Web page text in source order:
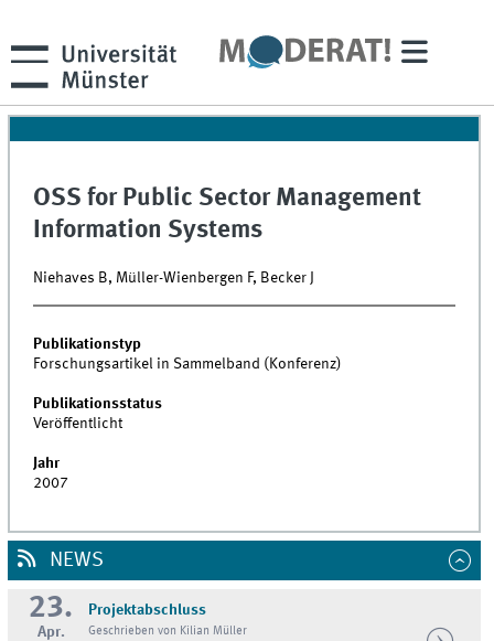
OSS for Public Sector Management
Information Systems
Niehaves B, Müller-Wienbergen F, Becker J
Publikationstyp
Forschungsartikel in Sammelband (Konferenz)
Publikationsstatus
Veröffentlicht
Jahr
2007
NEWS
23.
Apr.
Projektabschluss
Geschrieben von Kilian Müller